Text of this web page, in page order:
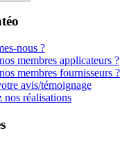
nous ?
membres applicateurs ?
membres fournisseurs ?
avis/témoignage
nos réalisations